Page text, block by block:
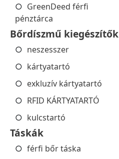
GreenDeed férfi
pénztárca
Bőrdíszmű kiegészítők
neszesszer
kártyatartó
exkluzív kártyatartó
RFID KÁRTYATARTÓ
kulcstartó
Táskák
férfi bőr táska